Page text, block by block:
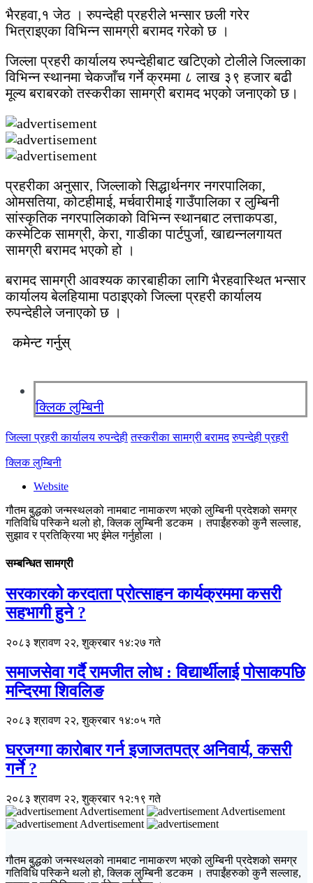
भैरहवा,१ जेठ । रुपन्देही प्रहरीले भन्सार छली गरेर
भित्राइएका विभिन्न सामग्री बरामद गरेको छ ।
जिल्ला प्रहरी कार्यालय रुपन्देहीबाट खटिएको टोलीले जिल्लाका
विभिन्न स्थानमा चेकजाँच गर्ने क्रममा ८ लाख ३९ हजार बढी
मूल्य बराबरको तस्करीका सामग्री बरामद भएको जनाएको छ।
प्रहरीका अनुसार, जिल्लाको सिद्धार्थनगर नगरपालिका,
ओमसतिया, कोटहीमाई, मर्चवारीमाई गाउँपालिका र लुम्बिनी
सांस्कृतिक नगरपालिकाको विभिन्न स्थानबाट लत्ताकपडा,
कस्मेटिक सामग्री, केरा, गाडीका पार्टपुर्जा, खाद्यन्नलगायत
सामग्री बरामद भएको हो ।
बरामद सामग्री आवश्यक कारबाहीका लागि भैरहवास्थित भन्सार
कार्यालय बेलहियामा पठाइएको जिल्ला प्रहरी कार्यालय
रुपन्देहीले जनाएको छ ।
कमेन्ट गर्नुस्
क्लिक लुम्बिनी
जिल्ला प्रहरी कार्यालय रुपन्देही तस्करीका सामग्री बरामद रुपन्देही प्रहरी
क्लिक लुम्बिनी
Website
गौतम बुद्धको जन्मस्थलको नामबाट नामाकरण भएको लुम्बिनी प्रदेशको समग्र
गतिविधि पस्किने थलो हो, क्लिक लुम्बिनी डटकम । तपाईंहरुको कुनै सल्लाह,
सुझाव र प्रतिक्रिया भए ईमेल गर्नुहोला ।
सम्बन्धित सामग्री
सरकारको करदाता प्रोत्साहन कार्यक्रममा कसरी
सहभागी हुने ?
२०८३ श्रावण २२, शुक्रबार १४:२७ गते
समाजसेवा गर्दै रामजीत लोध : विद्यार्थीलाई पोसाकपछि
मन्दिरमा शिवलिङ
२०८३ श्रावण २२, शुक्रबार १४:०५ गते
घरजग्गा कारोबार गर्न इजाजतपत्र अनिवार्य, कसरी
गर्ने ?
२०८३ श्रावण २२, शुक्रबार १२:१९ गते
Advertisement
Advertisement
Advertisement
गौतम बुद्धको जन्मस्थलको नामबाट नामाकरण भएको लुम्बिनी प्रदेशको समग्र
गतिविधि पस्किने थलो हो, क्लिक लुम्बिनी डटकम । तपाईंहरुको कुनै सल्लाह,